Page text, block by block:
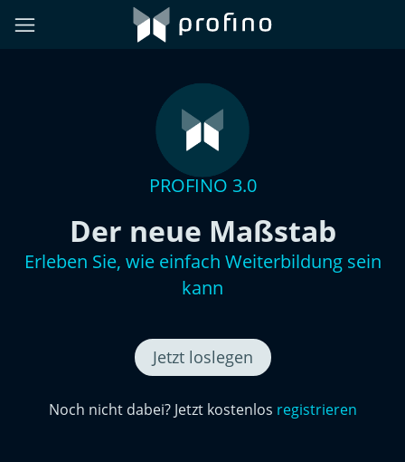
PROFINO 3.0
Der neue Maßstab
Erleben Sie, wie einfach Weiterbildung sein
kann
Jetzt loslegen
Noch nicht dabei? Jetzt kostenlos registrieren